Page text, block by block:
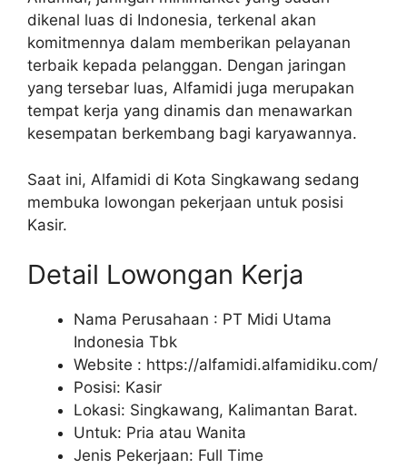
dikenal luas di Indonesia, terkenal akan
komitmennya dalam memberikan pelayanan
terbaik kepada pelanggan. Dengan jaringan
yang tersebar luas, Alfamidi juga merupakan
tempat kerja yang dinamis dan menawarkan
kesempatan berkembang bagi karyawannya.
Saat ini, Alfamidi di Kota Singkawang sedang
membuka lowongan pekerjaan untuk posisi
Kasir.
Detail Lowongan Kerja
Nama Perusahaan : PT Midi Utama
Indonesia Tbk
Website : https://alfamidi.alfamidiku.com/
Posisi: Kasir
Lokasi: Singkawang, Kalimantan Barat.
Untuk: Pria atau Wanita
Jenis Pekerjaan: Full Time